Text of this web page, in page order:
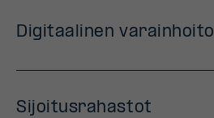
Digitaalinen varainhoito
Sijoitusrahastot